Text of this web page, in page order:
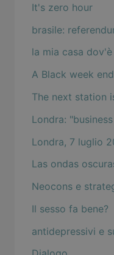
It's zero hour
brasile:
la mia casa dov'è
A Black week end
The next station
Londra:
Londra, 7 luglio
Las ondas
Neocons e
Il sesso fa bene?
antidepressivi e